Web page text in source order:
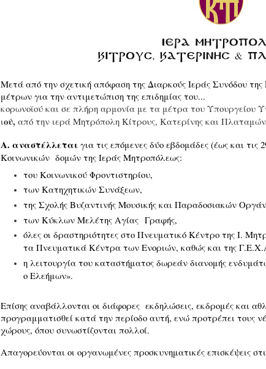
Μετά από την σχετική απόφαση της Διαρκούς Ιεράς Συνόδου
μέτρων για την αντιμετώπιση της επιδημίας του...
κορωνοϊού και σε πλήρη αρμονία με τα μέτρα του Υπουργείου
ιού, από την ιερά Μητρόπολη Κίτρους, Κατερίνης και
Α. αναστέλλεται για τις επόμενες δύο εβδομάδες (έως και
Κοινωνικών δομών της Ιεράς Μητροπόλεως:
του Κοινωνικού Φροντιστηρίου,
των Κατηχητικών Συνάξεων,
της Σχολής Βυζαντινής Μουσικής και Παραδοσιακών
των Κύκλων Μελέτης Αγίας Γραφής,
όλες οι δραστηριότητες στο Πνευματικό Κέντρο της Ι.
τα Πνευματικά Κέντρα των Ενοριών, καθώς και της
η λειτουργία του καταστήματος δωρεάν διανομής
ο Ελεήμων».
Επίσης αναβάλλονται οι διάφορες εκδηλώσεις, εκδρομές και
προγραμματισθεί κατά την περίοδο αυτή, ενώ προτρέπει τους
χώρους, όπου συνωστίζονται πολλοί.
Απαγορεύονται οι οργανωμένες προσκυνηματικές επισκέψεις